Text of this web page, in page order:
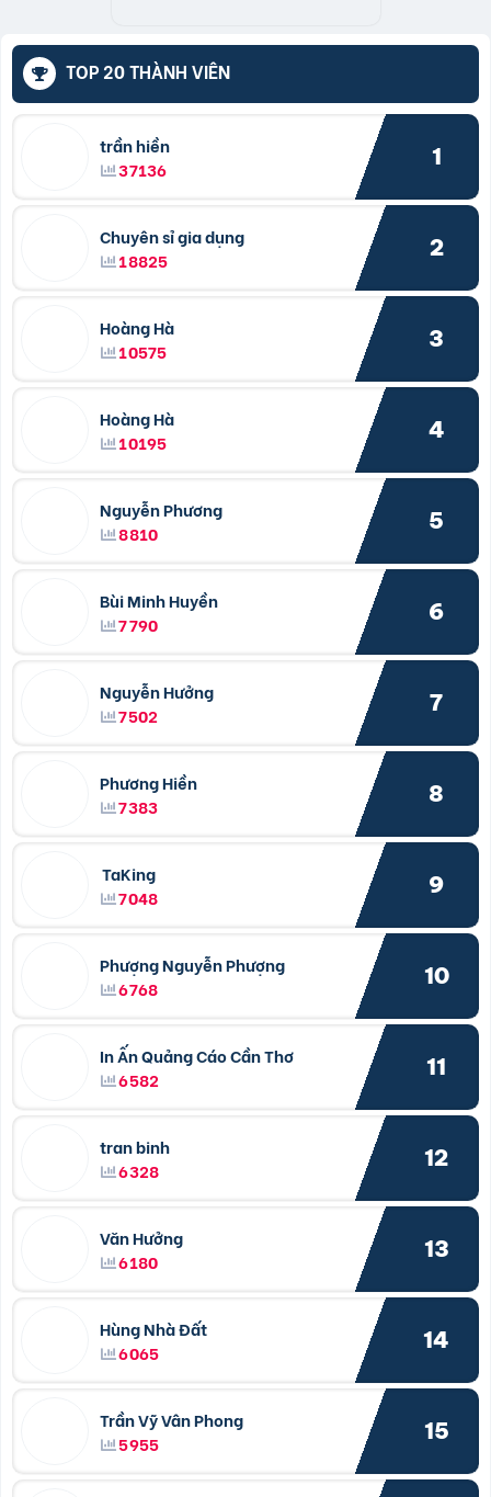
TOP 20 THÀNH VIÊN
trần hiền
37136
1
Chuyên sỉ gia dụng
18825
2
Hoàng Hà
10575
3
Hoàng Hà
10195
4
Nguyễn Phương
8810
5
Bùi Minh Huyền
7790
6
Nguyễn Hưởng
7502
7
Phương Hiền
7383
8
TaKing
7048
9
Phượng Nguyễn Phượng
6768
10
In Ấn Quảng Cáo Cần Thơ
6582
11
tran binh
6328
12
Văn Hưởng
6180
13
Hùng Nhà Đất
6065
14
Trần Vỹ Vân Phong
5955
15